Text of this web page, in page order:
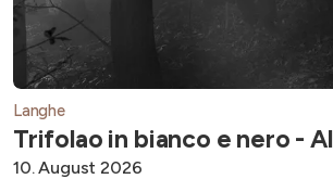
Langhe
Trifolao in bianco e nero -
10. August 2026